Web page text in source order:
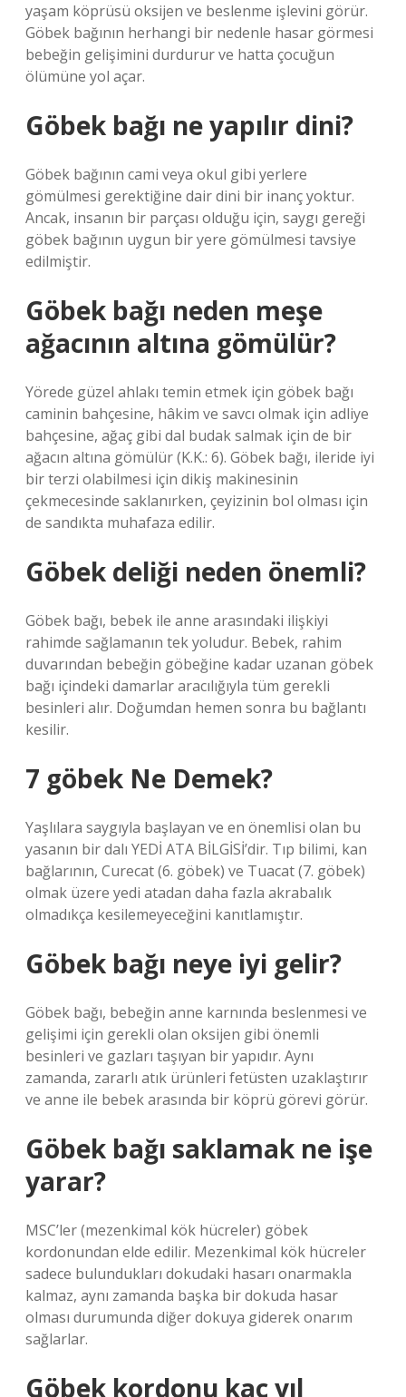
yaşam köprüsü oksijen ve beslenme işlevini görür.
Göbek bağının herhangi bir nedenle hasar görmesi
bebeğin gelişimini durdurur ve hatta çocuğun
ölümüne yol açar.
Göbek bağı ne yapılır dini?
Göbek bağının cami veya okul gibi yerlere
gömülmesi gerektiğine dair dini bir inanç yoktur.
Ancak, insanın bir parçası olduğu için, saygı gereği
göbek bağının uygun bir yere gömülmesi tavsiye
edilmiştir.
Göbek bağı neden meşe
ağacının altına gömülür?
Yörede güzel ahlakı temin etmek için göbek bağı
caminin bahçesine, hâkim ve savcı olmak için adliye
bahçesine, ağaç gibi dal budak salmak için de bir
ağacın altına gömülür (K.K.: 6). Göbek bağı, ileride iyi
bir terzi olabilmesi için dikiş makinesinin
çekmecesinde saklanırken, çeyizinin bol olması için
de sandıkta muhafaza edilir.
Göbek deliği neden önemli?
Göbek bağı, bebek ile anne arasındaki ilişkiyi
rahimde sağlamanın tek yoludur. Bebek, rahim
duvarından bebeğin göbeğine kadar uzanan göbek
bağı içindeki damarlar aracılığıyla tüm gerekli
besinleri alır. Doğumdan hemen sonra bu bağlantı
kesilir.
7 göbek Ne Demek?
Yaşlılara saygıyla başlayan ve en önemlisi olan bu
yasanın bir dalı YEDİ ATA BİLGİSİ’dir. Tıp bilimi, kan
bağlarının, Curecat (6. göbek) ve Tuacat (7. göbek)
olmak üzere yedi atadan daha fazla akrabalık
olmadıkça kesilemeyeceğini kanıtlamıştır.
Göbek bağı neye iyi gelir?
Göbek bağı, bebeğin anne karnında beslenmesi ve
gelişimi için gerekli olan oksijen gibi önemli
besinleri ve gazları taşıyan bir yapıdır. Aynı
zamanda, zararlı atık ürünleri fetüsten uzaklaştırır
ve anne ile bebek arasında bir köprü görevi görür.
Göbek bağı saklamak ne işe
yarar?
MSC’ler (mezenkimal kök hücreler) göbek
kordonundan elde edilir. Mezenkimal kök hücreler
sadece bulundukları dokudaki hasarı onarmakla
kalmaz, aynı zamanda başka bir dokuda hasar
olması durumunda diğer dokuya giderek onarım
sağlarlar.
Göbek kordonu kaç yıl